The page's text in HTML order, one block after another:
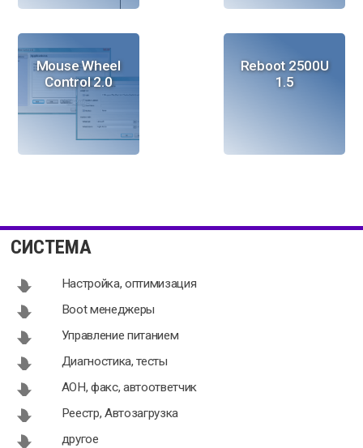
Mouse Wheel
Control 2.0
Reboot 2500U
1.5
3.4.1
xStorage
KseroLite 1.0
СИСТЕМА
Настройка, оптимизация
Boot менеджеры
Управление питанием
Диагностика, тесты
АОН, факс, автоответчик
Реестр, Автозагрузка
другое